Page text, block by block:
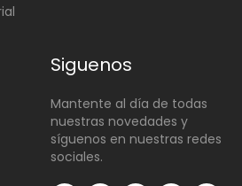
Siguenos
Mantente al día de todas
nuestras novedades y
síguenos en nuestras redes
sociales.